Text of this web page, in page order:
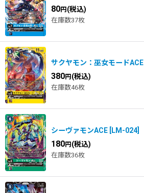
80円 (税込)
在庫数37枚
サクヤモン：巫女モードACE
380円 (税込)
在庫数46枚
シーヴァモンACE LM-024]
180円 (税込)
在庫数36枚